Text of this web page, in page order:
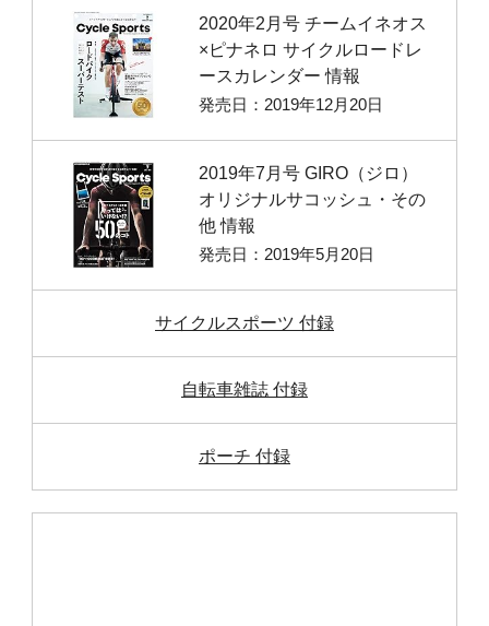
2020年2月号 チームイネオス
×ピナネロ サイクルロードレ
ースカレンダー 情報
発売日：2019年12月20日
2019年7月号 GIRO（ジロ）
オリジナルサコッシュ・その
他 情報
発売日：2019年5月20日
サイクルスポーツ 付録
自転車雑誌 付録
ポーチ 付録